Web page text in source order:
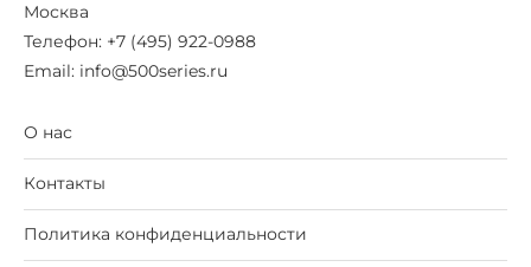
Москва
Телефон: +7 (495) 922-0988
Email: info@500series.ru
О нас
Контакты
Политика конфиденциальности